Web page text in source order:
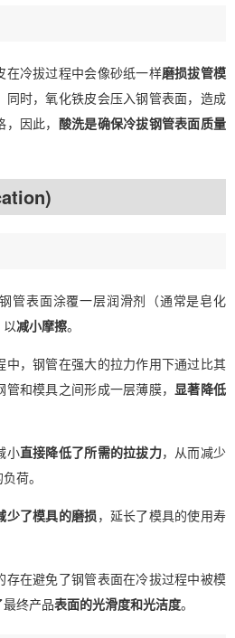
冷拔过程中会像砂纸一样磨损拔管模
同时，氧化铁皮会压入钢管表面，造成
因此， 酸洗是确保冷拔钢管表面质量
表面涂覆一层润滑剂（通常是皂化
减小摩擦。
中，钢管在强大的拉力作用下通过比其
和模具之间形成一层薄膜，显著降低
小直接降低了所需的拉拔力，从而减少
荷。
少了模具的磨损 ，延长了模具的使用寿
存在避免了钢管表面在冷拔过程中被模
终产品表面的光滑度和光洁度。